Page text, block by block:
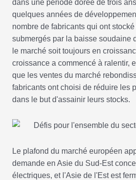
dans une période dorée de trois
quelques années de
nombre de fabricants qui ont
submergés par la baisse soudaine
le marché soit toujours en
croissance a commencé à ralentir,
que les ventes du marché
fabricants ont choisi de réduire les
dans le but d'assainir leurs stocks.
Le plafond du marché européen
demande en Asie du Sud-Est
électriques, et l'Asie de l'Est est